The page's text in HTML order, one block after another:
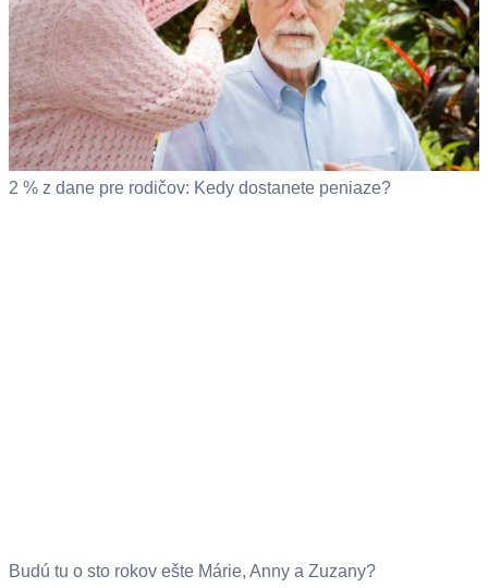
2 % z dane pre rodičov: Kedy dostanete peniaze?
Budú tu o sto rokov ešte Márie, Anny a Zuzany?